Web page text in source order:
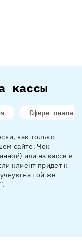
кассы
Сфере
как только
сайте. Чек
или на кассе в
клиент придет к
на той же